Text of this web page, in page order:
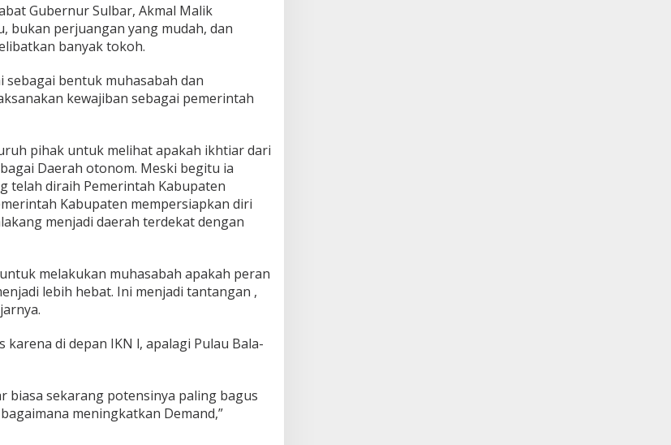
Gubernur Sulbar, Akmal Malik
bukan perjuangan yang mudah, dan
banyak tokoh.
sebagai bentuk muhasabah dan
kewajiban sebagai pemerintah
pihak untuk melihat apakah ikhtiar dari
Daerah otonom. Meski begitu ia
telah diraih Pemerintah Kabupaten
Kabupaten mempersiapkan diri
menjadi daerah terdekat dengan
melakukan muhasabah apakah peran
lebih hebat. Ini menjadi tantangan ,
di depan IKN l, apalagi Pulau Bala-
biasa sekarang potensinya paling bagus
meningkatkan Demand,”